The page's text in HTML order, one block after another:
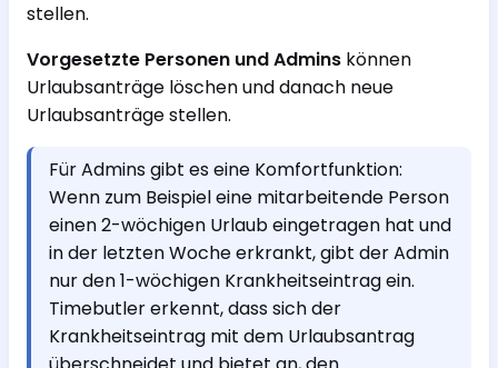
stellen.
Vorgesetzte Personen und Admins können
Urlaubsanträge löschen und danach neue
Urlaubsanträge stellen.
Für Admins gibt es eine Komfortfunktion:
Wenn zum Beispiel eine mitarbeitende Person
einen 2-wöchigen Urlaub eingetragen hat und
in der letzten Woche erkrankt, gibt der Admin
nur den 1-wöchigen Krankheitseintrag ein.
Timebutler erkennt, dass sich der
Krankheitseintrag mit dem Urlaubsantrag